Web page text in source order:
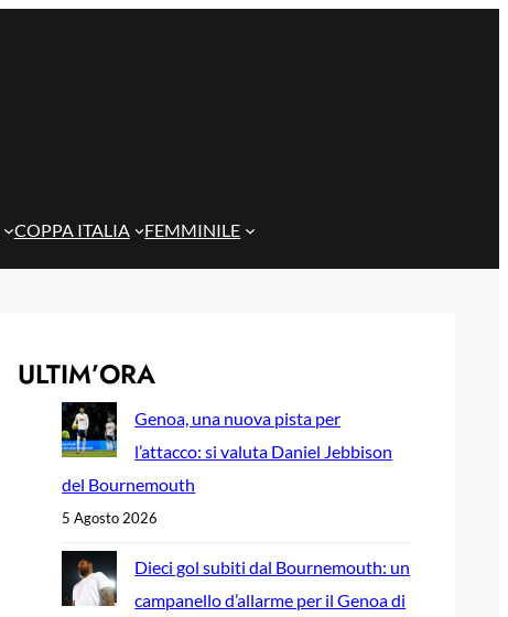
COPPA ITALIA FEMMINILE
ULTIM’ORA
Genoa, una nuova pista per
l’attacco: si valuta Daniel Jebbison
del Bournemouth
5 Agosto 2026
Dieci gol subiti dal Bournemouth: un
campanello d’allarme per il Genoa di